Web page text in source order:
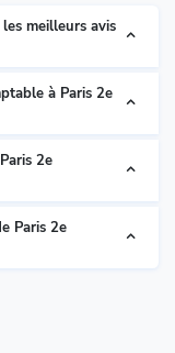
meilleurs avis
à Paris 2e
2e
Paris 2e